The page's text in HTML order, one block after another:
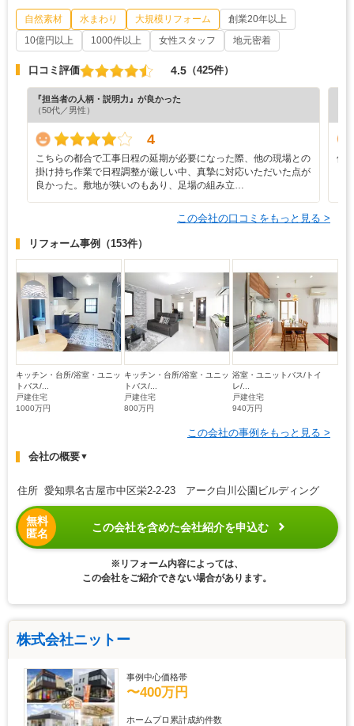
自然素材 水まわり 大規模リフォーム
創業20年以上
10億円以上
1000件以上 女性スタッフ 地元密着
口コミ評価 4.5 （425件）
『担当者の人柄・説明力』が良かった
（50代／男性）
4
こちらの都合で工事日程の延期が必要になった際、他の現場との
掛け持ち作業で日程調整が厳しい中、真摯に対応いただいた点が
良かった。敷地が狭いのもあり、足場の組み立…
修
この会社の口コミをもっと見る >
リフォーム事例 （153件）
キッチン・台所/浴室・ユニッ
トバス/...
戸建住宅
1000万円
キッチン・台所/浴室・ユニッ
トバス/...
戸建住宅
800万円
浴室・ユニットバス/トイ
レ/...
戸建住宅
940万円
この会社の事例をもっと見る >
会社の概要▼
住所 愛知県名古屋市中区栄2-2-23 アーク白川公園ビルディング
無料
匿名
この会社を含めた会社紹介を申込む
※リフォーム内容によっては、
この会社をご紹介できない場合があります。
株式会社ニットー
事例中心価格帯
〜400万円
ホームプロ累計成約件数